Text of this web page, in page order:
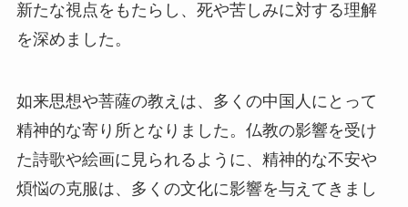
新たな視点をもたらし、死や苦しみに対する理解
を深めました。
如来思想や菩薩の教えは、多くの中国人にとって
精神的な寄り所となりました。仏教の影響を受け
た詩歌や絵画に見られるように、精神的な不安や
煩悩の克服は、多くの文化に影響を与えてきまし